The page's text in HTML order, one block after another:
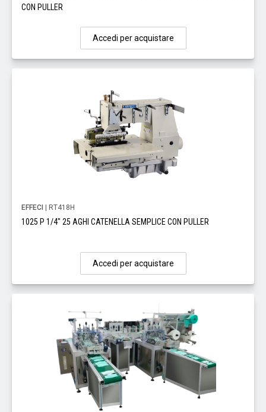
CON PULLER
Accedi per acquistare
EFFECI | RT418H
1025 P 1/4" 25 AGHI CATENELLA SEMPLICE CON PULLER
Accedi per acquistare